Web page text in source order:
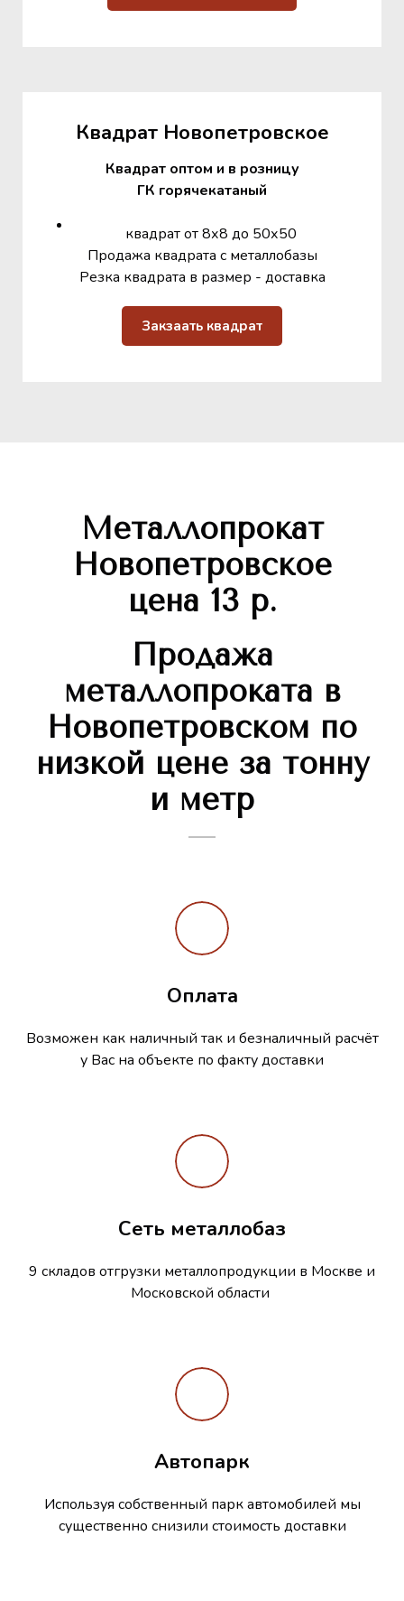
Квадрат Новопетровское
Квадрат оптом и в розницу
ГК горячекатаный
квадрат от 8х8 до 50х50
Продажа квадрата с металлобазы
Резка квадрата в размер - доставка
Закзаать квадрат
Металлопрокат
Новопетровское
цена 13 р.
Продажа
металлопроката в
Новопетровском по
низкой цене за тонну
и метр
Оплата
Возможен как наличный так и безналичный расчёт
у Вас на объекте по факту доставки
Сеть металлобаз
9 складов отгрузки металлопродукции в Москве и
Московской области
Автопарк
Используя собственный парк автомобилей мы
существенно снизили стоимость доставки